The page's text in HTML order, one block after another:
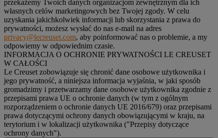
przekażemy Twoich danych organizacjom zewnętrznym dla ich
własnych celów marketingowych bez Twojej zgody. W celu
uzyskania jakichkolwiek informacji lub skorzystania z prawa do
prywatności, możesz wysłać do nas e-mail na adres
privacy@lecreuset.com, aby poinformować nas o problemie, a my
odpowiemy w odpowiednim czasie.
INFORMACJA O OCHRONIE PRYWATNOŚCI LE CREUSET
W CAŁOŚCI
Le Creuset zobowiązuje się chronić dane osobowe użytkownika i
jego prywatność, a niniejsza informacja wyjaśnia, w jaki sposób
gromadzimy i przetwarzamy dane osobowe użytkownika zgodnie z
przepisami prawa UE o ochronie danych (w tym z ogólnym
rozporządzeniem o ochronie danych UE 2016/679) oraz przepisami
prawa dotyczącymi ochrony danych obowiązującymi w kraju, na
terytorium i w lokalizacji użytkownika ("Przepisy dotyczące
ochrony danych").